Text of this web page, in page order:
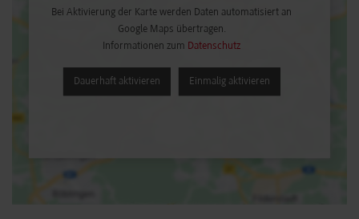
Bei Aktivierung der Karte werden Daten automatisiert an
Google Maps übertragen.
Informationen zum Datenschutz
Dauerhaft aktivieren Einmalig aktivieren